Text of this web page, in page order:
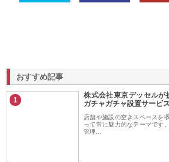
おすすめ記事
1
株式会社東京デッセルが
ガチャガチャ設置サービ
店舗や施設の空きスペースを
って常に魅力的なテーマです
管理…